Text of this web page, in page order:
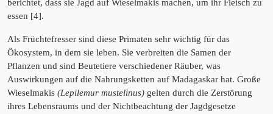
berichtet, dass sie Jagd auf Wieselmakis machen, um ihr Fleisch zu
essen [4].
Als Früchtefresser sind diese Primaten sehr wichtig für das
Ökosystem, in dem sie leben. Sie verbreiten die Samen der
Pflanzen und sind Beutetiere verschiedener Räuber, was
Auswirkungen auf die Nahrungsketten auf Madagaskar hat. Große
Wieselmakis (Lepilemur mustelinus) gelten durch die Zerstörung
ihres Lebensraums und der Nichtbeachtung der Jagdgesetze